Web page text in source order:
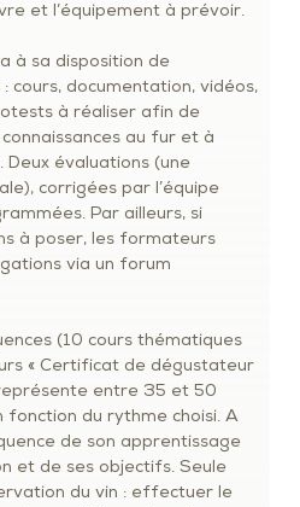
et l’équipement à prévoir.
à sa disposition de
cours, documentation, vidéos,
à réaliser afin de
au fur et à
évaluations (une
corrigées par l’équipe
Par ailleurs, si
à poser, les formateurs
via un forum
(10 cours thématiques
« Certificat de dégustateur
entre 35 et 50
fonction du rythme choisi. A
de son apprentissage
et de ses objectifs. Seule
du vin : effectuer le